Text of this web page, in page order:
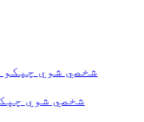
شخصي شوي